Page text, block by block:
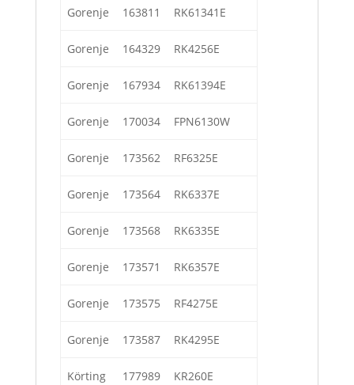
Gorenje 163811 RK61341E
Gorenje 164329 RK4256E
Gorenje 167934 RK61394E
Gorenje 170034 FPN6130W
Gorenje 173562 RF6325E
Gorenje 173564 RK6337E
Gorenje 173568 RK6335E
Gorenje 173571 RK6357E
Gorenje 173575 RF4275E
Gorenje 173587 RK4295E
Körting 177989 KR260E